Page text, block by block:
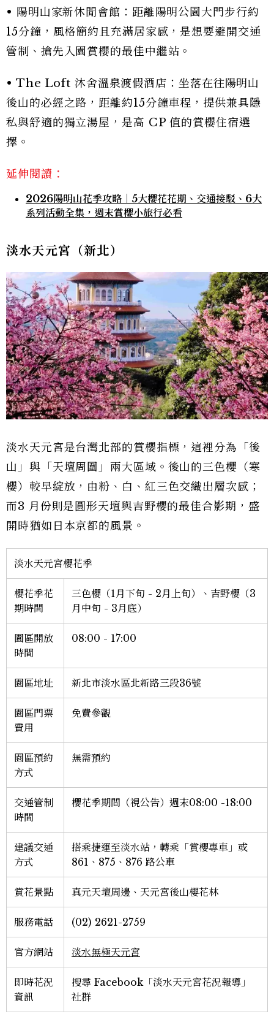
• 陽明山家新休閒會館：距離陽明公園大門步行約
15分鐘，風格簡約且充滿居家感，是想要避開交通
管制、搶先入園賞櫻的最佳中繼站。
• The Loft 沐舍溫泉渡假酒店：坐落在往陽明山
後山的必經之路，距離約15分鐘車程，提供兼具隱
私與舒適的獨立湯屋，是高 CP 值的賞櫻住宿選
擇。
延伸閱讀：
2026陽明山花季攻略｜5大櫻花花期、交通接駁、6大
系列活動全集，週末賞櫻小旅行必看
淡水天元宮（新北）
淡水天元宮是台灣北部的賞櫻指標，這裡分為「後
山」與「天壇周圍」兩大區域。後山的三色櫻（寒
櫻）較早綻放，由粉、白、紅三色交織出層次感；
而3 月份則是圓形天壇與吉野櫻的最佳合影期，盛
開時猶如日本京都的風景。
淡水天元宮櫻花季
櫻花季花
期時間
三色櫻（1月下旬 - 2月上旬）、吉野櫻（3
月中旬 - 3月底）
園區開放
時間
08:00 - 17:00
園區地址 新北市淡水區北新路三段36號
園區門票
費用
免費參觀
園區預約
方式
無需預約
交通管制
時間
櫻花季期間（視公告）週末08:00 -18:00
建議交通
方式
搭乘捷運至淡水站，轉乘「賞櫻專車」或
861、875、876 路公車
賞花景點 真元天壇周邊、天元宮後山櫻花林
服務電話 (02) 2621-2759
官方網站 淡水無極天元宮
即時花況
資訊
搜尋 Facebook「淡水天元宮花況報導」
社群